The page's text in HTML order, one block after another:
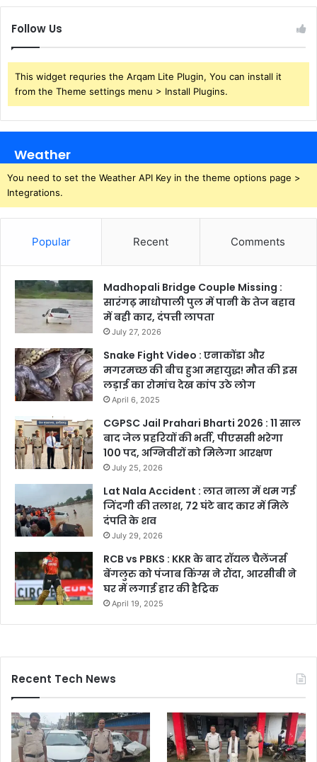
Follow Us
This widget requries the Arqam Lite Plugin, You can install it
from the Theme settings menu > Install Plugins.
Weather
You need to set the Weather API Key in the theme options page >
Integrations.
Popular Recent Comments
Madhopali Bridge Couple Missing :
सारंगढ़ माधोपाली पुल में पानी के तेज बहाव
में बही कार, दंपत्ती लापता
July 27, 2026
Snake Fight Video : एनाकोंडा और
मगरमच्छ की बीच हुआ महायुद्ध! मौत की इस
लड़ाई का रोमांच देख कांप उठे लोग
April 6, 2025
CGPSC Jail Prahari Bharti 2026 : 11 साल
बाद जेल प्रहरियों की भर्ती, पीएससी भरेगा
100 पद, अग्निवीरों को मिलेगा आरक्षण
July 25, 2026
Lat Nala Accident : लात नाला में थम गई
जिंदगी की तलाश, 72 घंटे बाद कार में मिले
दंपति के शव
July 29, 2026
RCB vs PBKS : KKR के बाद रॉयल चैलेंजर्स
बेंगलुरु को पंजाब किंग्स ने रौंदा, आरसीबी ने
घर में लगाई हार की हैट्रिक
April 19, 2025
Recent Tech News